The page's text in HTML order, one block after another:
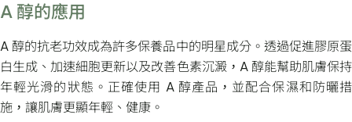
A 醇的應用
A 醇的抗老功效成為許多保養品中的明星成分。透過促進膠原蛋
白生成、加速細胞更新以及改善色素沉澱，A 醇能幫助肌膚保持
年輕光滑的狀態。正確使用 A 醇產品，並配合保濕和防曬措
施，讓肌膚更顯年輕、健康。